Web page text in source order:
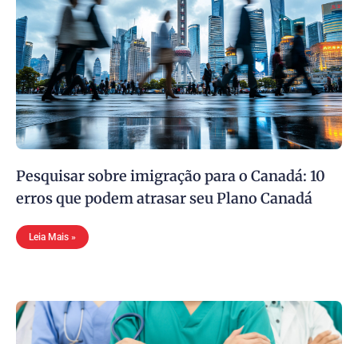
Pesquisar sobre imigração para o Canadá: 10
erros que podem atrasar seu Plano Canadá
Leia Mais »